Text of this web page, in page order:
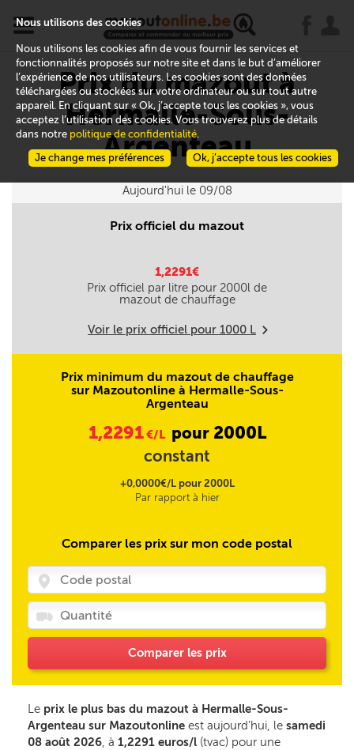
x
Prix du mazout à
Hermalle-Sous-
Argenteau
Aujourd'hui le 09/08
Prix officiel du mazout
1,2291€
Prix officiel par litre pour 2000l de
mazout de chauffage
Voir le prix officiel pour 1000 L m
Prix minimum du mazout de chauffage
sur Mazoutonline à Hermalle-Sous-
Argenteau
1,2291€/L pour 2000L
constant
+0,0000€/L pour 2000L
Par rapport à hier
Comparer les prix sur mon code postal
Comparer les prix
Le prix le plus bas du mazout à Hermalle-Sous-
Argenteau sur Mazoutonline est aujourd’hui, le samedi
08 août 2026, à 1,2291 euros/l (tvac) pour une
Nous utilisons des cookies
Nous utilisons les cookies afin de vous fournir les services et
fonctionnalités proposés sur notre site et dans le but d’améliorer
l’expérience de nos utilisateurs. Les cookies sont des données
téléchargées ou stockées sur votre ordinateur ou sur tout autre
appareil. En cliquant sur « Ok, j’accepte tous les cookies », vous
acceptez l’utilisation des cookies. Vous trouverez plus de détails
dans notre politique de confidentialité.
Ok, j’accepte tous les cookies
Je change mes préférences